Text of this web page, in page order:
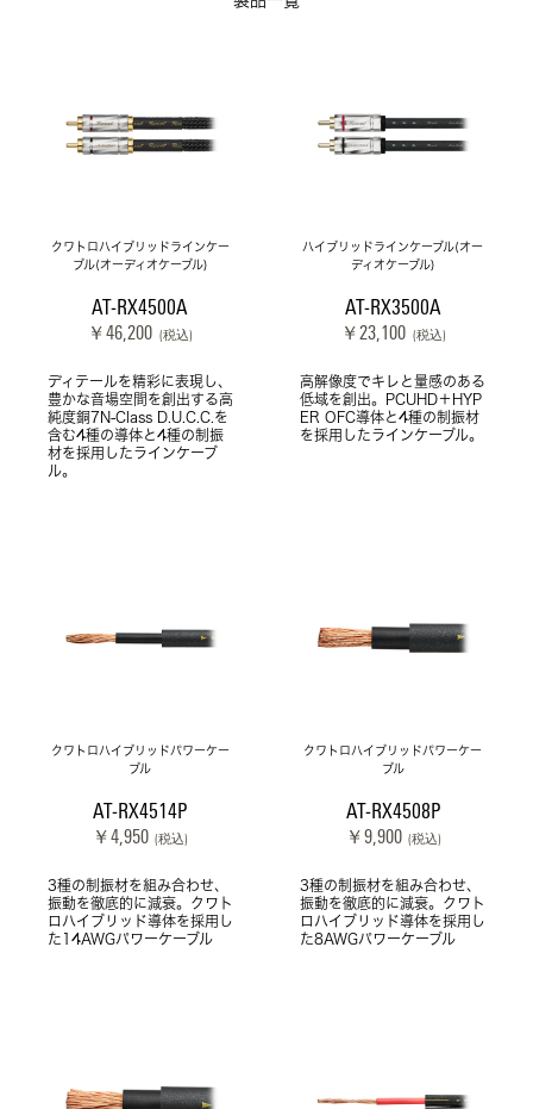
クワトロハイブリッドラインケー
ブル(オーディオケーブル)
AT-RX4500A
￥46,200 (税込)
ディテールを精彩に表現し、
豊かな音場空間を創出する高
純度銅7N-Class D.U.C.C.を
含む4種の導体と4種の制振
材を採用したラインケーブ
ル。
ハイブリッドラインケーブル(オー
ディオケーブル)
AT-RX3500A
￥23,100 (税込)
高解像度でキレと量感のある
低域を創出。PCUHD＋HYP
ER OFC導体と4種の制振材
を採用したラインケーブル。
クワトロハイブリッドパワーケー
ブル
AT-RX4514P
￥4,950 (税込)
3種の制振材を組み合わせ、
振動を徹底的に減衰。クワト
ロハイブリッド導体を採用し
た14AWGパワーケーブル
クワトロハイブリッドパワーケー
ブル
AT-RX4508P
￥9,900 (税込)
3種の制振材を組み合わせ、
振動を徹底的に減衰。クワト
ロハイブリッド導体を採用し
た8AWGパワーケーブル